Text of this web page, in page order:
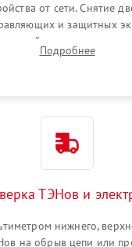
от сети. Снятие
и защитных
панели для
элементам, плате и
Подробнее
ТЭНов и
нижнего,
на обрыв цепи или